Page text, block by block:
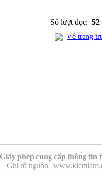
Số lượt đọc: 52
Về trang
Giấy phép cung cấp thông tin
Ghi rõ nguồn